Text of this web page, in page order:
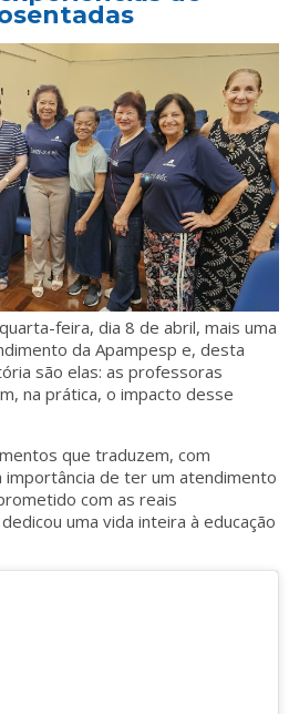
feira, dia 8 de abril, mais uma
da Apampesp e, desta
são elas: as professoras
na prática, o impacto desse
que traduzem, com
importância de ter um atendimento
com as reais
uma vida inteira à educação